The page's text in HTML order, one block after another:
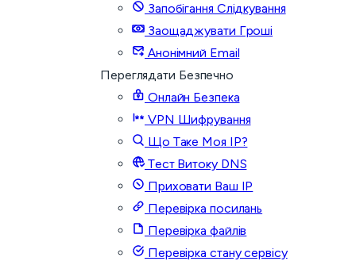
Запобігання Слідкування
Заощаджувати Гроші
Анонімний Email
Переглядати Безпечно
Онлайн Безпека
VPN Шифрування
Що Таке Моя IP?
Тест Витоку DNS
Приховати Ваш IP
Перевірка посилань
Перевірка файлів
Перевірка стану сервісу